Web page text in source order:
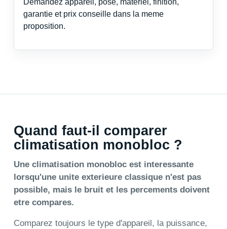
garantie et prix conseille dans la meme
proposition.
Quand faut-il comparer
climatisation monobloc ?
Une climatisation monobloc est interessante
lorsqu'une unite exterieure classique n'est pas
possible, mais le bruit et les percements doivent
etre compares.
Comparez toujours le type d'appareil, la puissance,